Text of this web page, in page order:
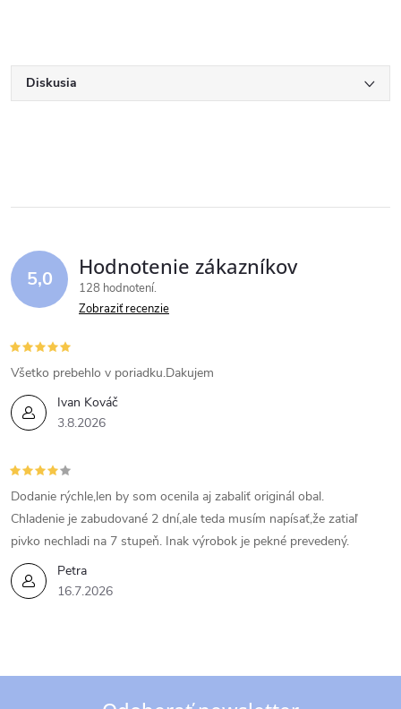
Diskusia
5,0 Hodnotenie zákazníkov
128 hodnotení
Zobraziť recenzie
Ivan Kováč
3.8.2026
Všetko prebehlo v poriadku.Dakujem
Petra
16.7.2026
Dodanie rýchle,len by som ocenila aj zabaliť originál obal.
Chladenie je zabudované 2 dní,ale teda musím napísať,že zatiaľ
pivko nechladi na 7 stupeň. Inak výrobok je pekné prevedený.